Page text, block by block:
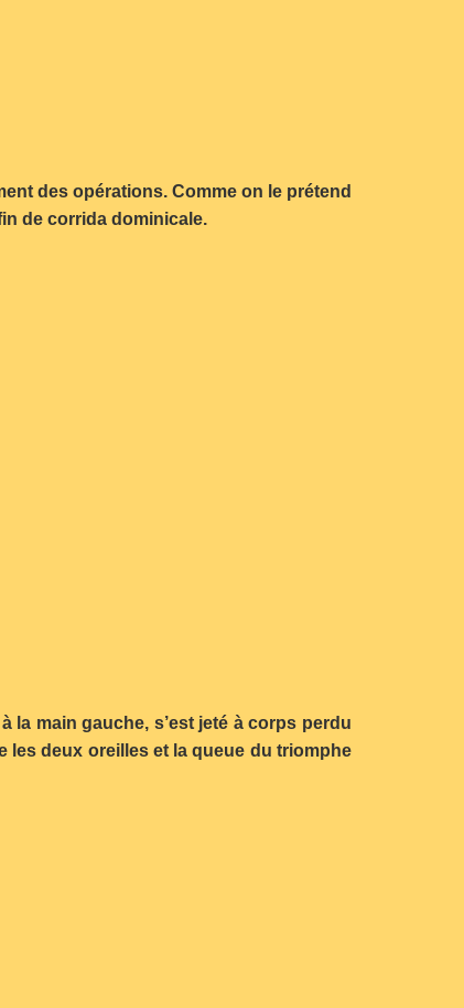
des opérations. Comme on le prétend
de corrida dominicale.
la main gauche, s’est jeté à corps perdu
les deux oreilles et la queue du triomphe